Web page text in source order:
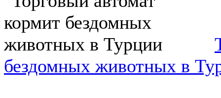
бездомных животных в